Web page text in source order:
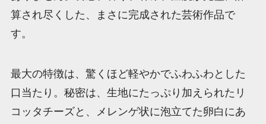
算され尽くした、まさに完成された芸術作品で
す。
最大の特徴は、驚くほど軽やかでふわふわとした
口当たり。秘密は、生地にたっぷり加えられたリ
コッタチーズと、メレンゲ状に泡立てた卵白にあ